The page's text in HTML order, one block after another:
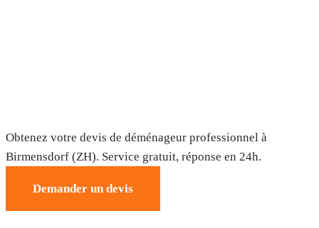
Obtenez votre devis de déménageur professionnel à
Birmensdorf (ZH). Service gratuit, réponse en 24h.
Demander un devis